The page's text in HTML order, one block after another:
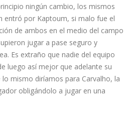
ningún cambio, los mismos
entró por Kaptoum, si malo fue el
de ambos en el medio del campo
jugar a pase seguro y
Es extraño que nadie del equipo
luego así mejor que adelante su
mismo diríamos para Carvalho, la
obligándolo a jugar en una